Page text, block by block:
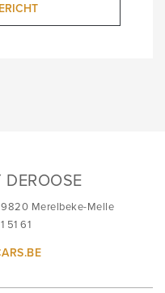
Merelbeke-Melle
51 61